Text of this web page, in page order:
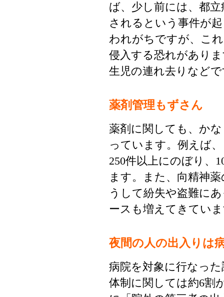
ば、少し前には、都
されるという事件が
われがちですが、こ
侵入する恐れがあり
生児の連れ去りなど
薬剤管理もずさん
薬剤に関しても、か
っています。例えば
250件以上にのぼり、
ます。また、向精神
うして紛失や盗難に
ースも増えてきてい
夜間の人の出入りは
病院を対象に行なっ
体制に関しては約6割